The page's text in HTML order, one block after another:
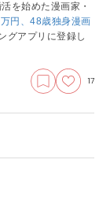
を始めた漫画家・
円、48歳独身漫画
グアプリに登録し
17